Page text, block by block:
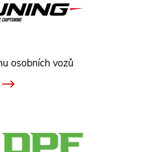
osobních vozů